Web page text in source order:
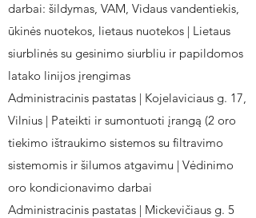
darbai: šildymas, VAM, Vidaus vandentiekis,
ūkinės nuotekos, lietaus nuotekos | Lietaus
siurblinės su gesinimo siurbliu ir papildomos
latako linijos įrengimas
Administracinis pastatas | Kojelaviciaus g. 17,
Vilnius | Pateikti ir sumontuoti įrangą (2 oro
tiekimo ištraukimo sistemos su filtravimo
sistemomis ir šilumos atgavimu | Vėdinimo
oro kondicionavimo darbai
Administracinis pastatas | Mickevičiaus g. 5